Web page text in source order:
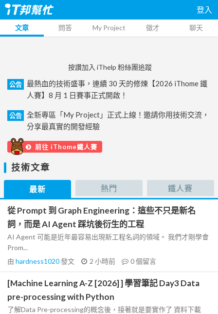
登入
文章 問答 My Project 徵才 聊天
按讚加入 iThelp 粉絲團追蹤
公告
最熱血的技術盛事，連續 30 天的修煉【2026 iThome 鐵
人賽】8 月 1 日賽事正式開啟！
公告
全新專區「My Project」正式上線！邀請你用技術交流，
分享最真實的開發經驗
前往 iThome鐵人賽
技術文章
最新 熱門 鐵人賽
從 Prompt 到 Graph Engineering：這些不只是新名
詞，而是 AI Agent 踩坑後衍生的工程
AI Agent 可能是近年最容易出現新工程名詞的領域。 我們才剛學會
Prom...
由 hardness1020發文 2 小時前 0個留言
[Machine Learning A-Z [2026] ] 學習筆記 Day3 Data
pre-processing with Python
了解Data Pre-processing的概念後，接著就是要實作了 資料下載